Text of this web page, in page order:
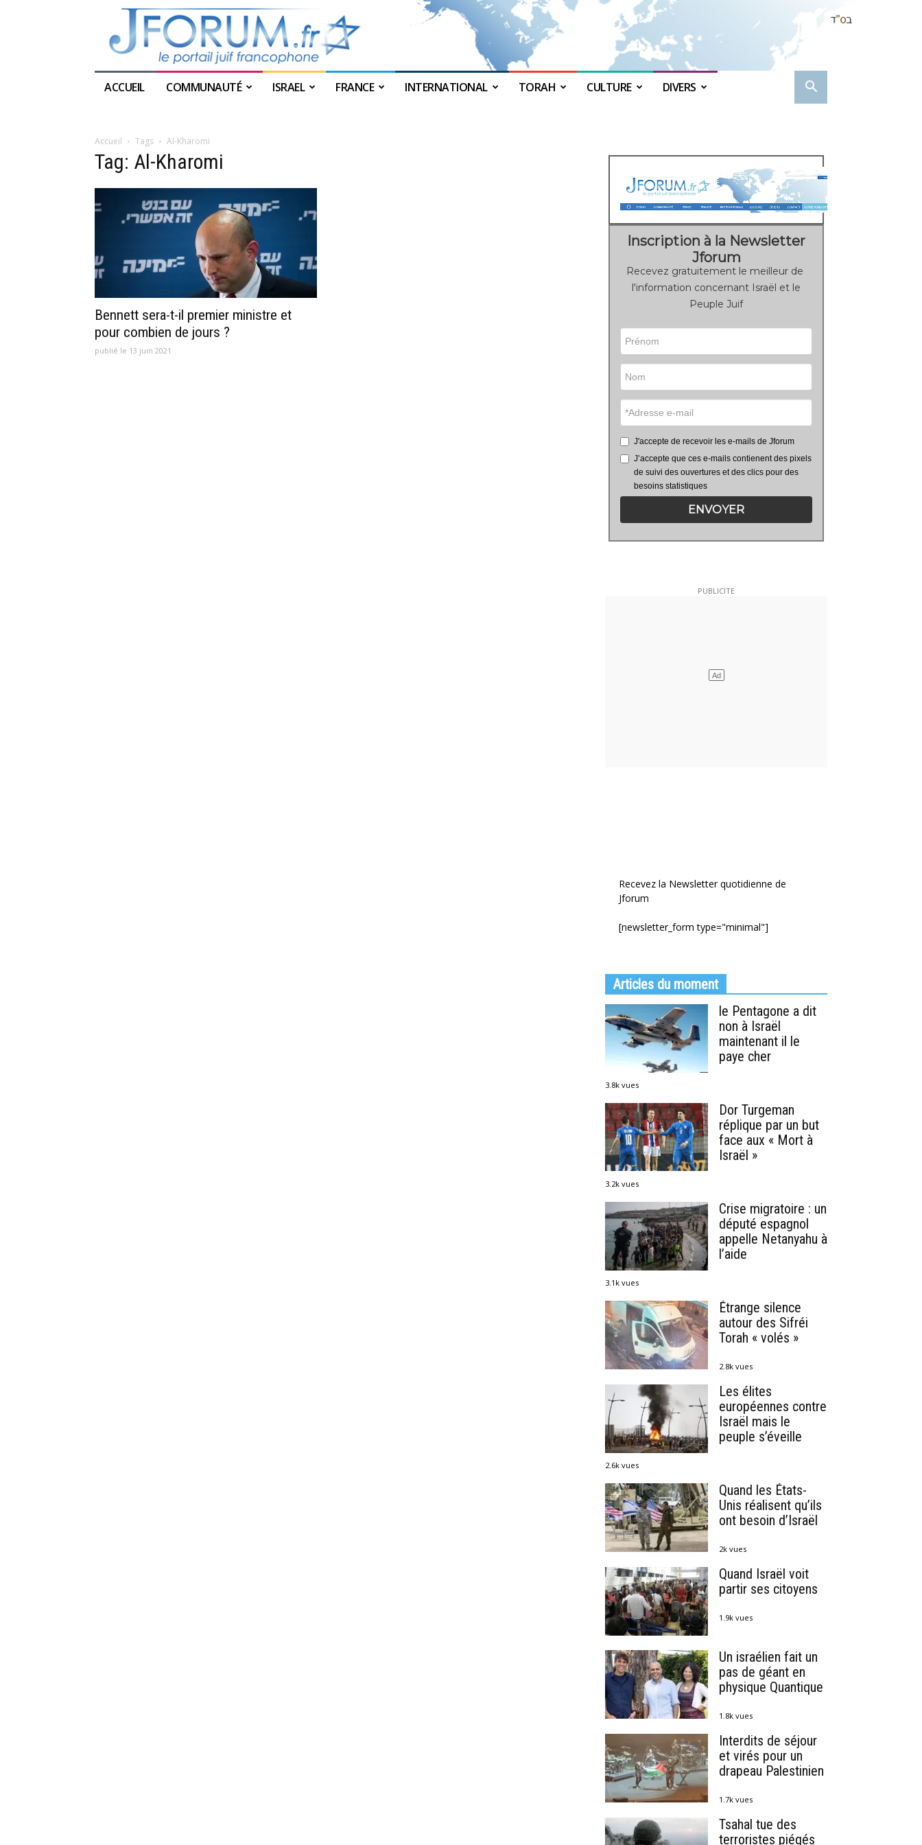
ACCUEIL COMMUNAUTÉ ISRAEL FRANCE INTERNATIONAL TORAH CULTURE DIVERS
Accueil Tags Al-Kharomi
Tag: Al-Kharomi
Bennett sera-t-il premier ministre et
pour combien de jours ?
publié le 13 juin 2021
Inscription à la Newsletter
Jforum
Recevez gratuitement le meilleur de
l'information concernant Israël et le
Peuple Juif
J'accepte de recevoir les e-mails de Jforum
J’accepte que ces e-mails contienent des pixels
de suivi des ouvertures et des clics pour des
besoins statistiques
ENVOYER
Recevez la Newsletter quotidienne de
Jforum
[newsletter_form type="minimal"]
Articles du moment
le Pentagone a dit
non à Israël
maintenant il le
paye cher
3.8k vues
Dor Turgeman
réplique par un but
face aux « Mort à
Israël »
3.2k vues
Crise migratoire : un
député espagnol
appelle Netanyahu à
l’aide
3.1k vues
Étrange silence
autour des Sifréi
Torah « volés »
2.8k vues
Les élites
européennes contre
Israël mais le
peuple s’éveille
2.6k vues
Quand les États-
Unis réalisent qu’ils
ont besoin d’Israël
2k vues
Quand Israël voit
partir ses citoyens
1.9k vues
Un israélien fait un
pas de géant en
physique Quantique
1.8k vues
Interdits de séjour
et virés pour un
drapeau Palestinien
1.7k vues
Tsahal tue des
terroristes piégés